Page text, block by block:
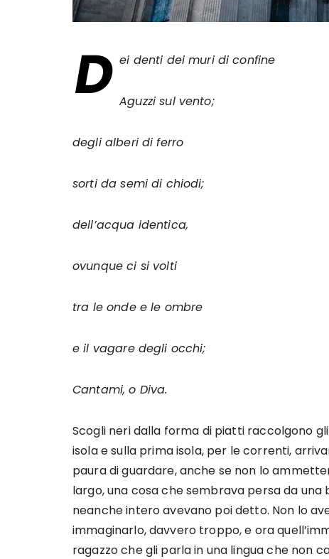
D ei denti dei muri di confine
Aguzzi sul vento;
degli alberi di ferro
sorti da semi di chiodi;
dell’acqua identica,
ovunque ci si volti
tra le onde e le ombre
e il vagare degli occhi;
Cantami, o Diva.
Scogli neri dalla forma di piatti raccolgono
isola e sulla prima isola, per le correnti,
paura di guardare, anche se non lo
largo, una cosa che sembrava persa da
neanche intero avevano poi detto. Non lo
immaginarlo, davvero troppo, e ora
ragazzo che gli parla in una lingua che non